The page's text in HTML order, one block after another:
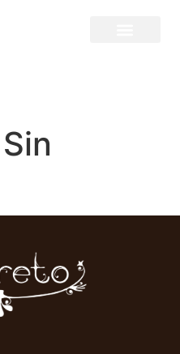
Sin